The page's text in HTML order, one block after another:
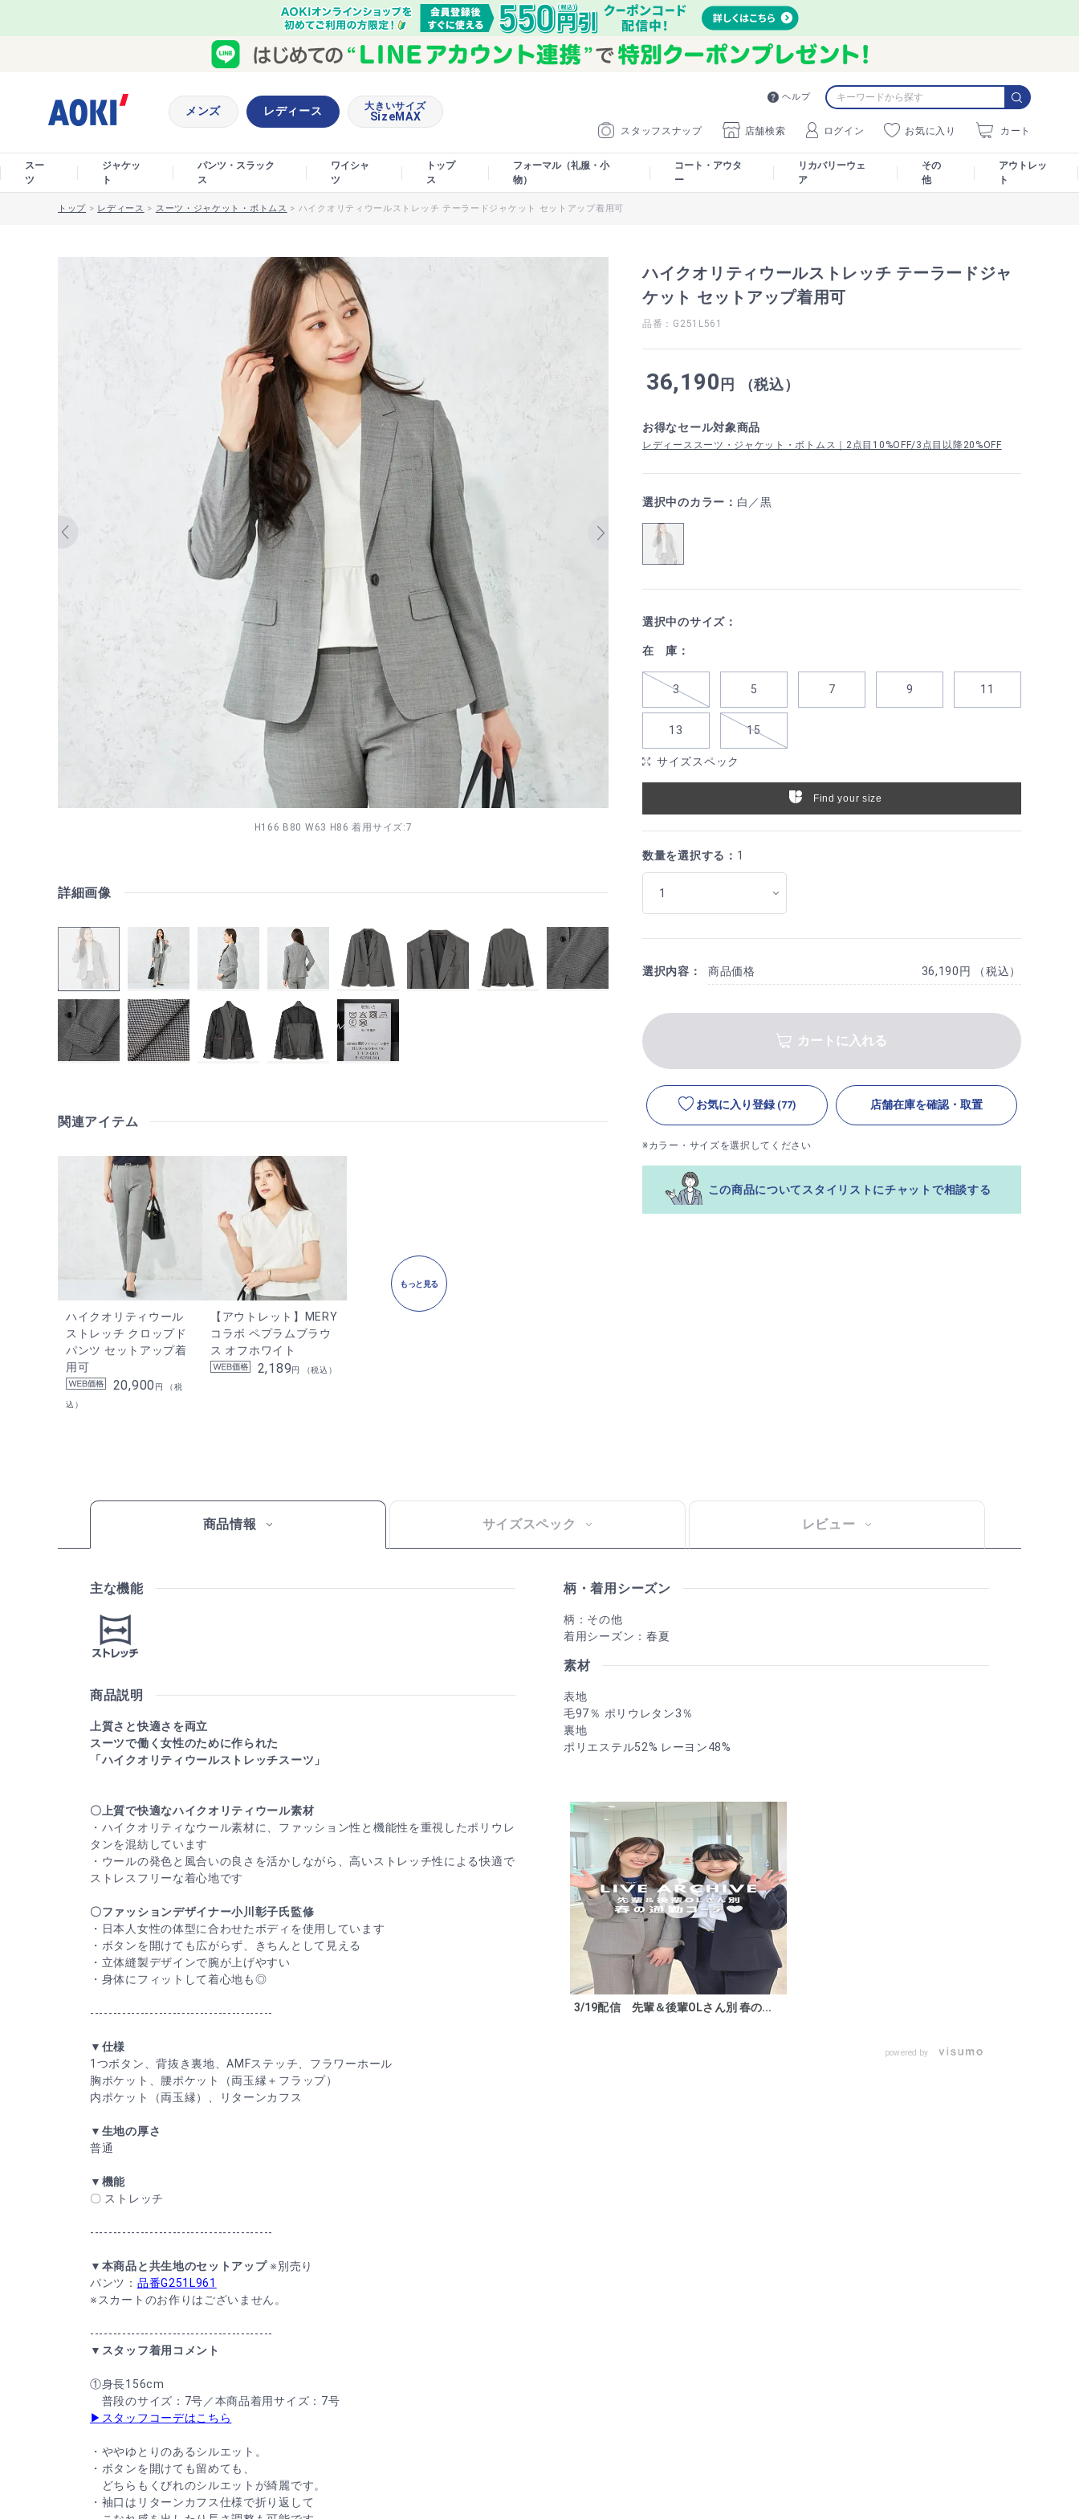
ヘルプ
スタッフスナップ 店舗検索 ログイン お気に入り カート
メンズ レディース 大きいサイズ
SizeMAX
スー
ツ
ジャケッ
ト
パンツ・スラック
ス
ワイシャ
ツ
トップ
ス
フォーマル（礼服・小
物）
コート・アウタ
ー
リカバリーウェ
ア
その
他
アウトレッ
ト
トップ > レディース > スーツ・ジャケット・ボトムス > ハイクオリティウールストレッチ テーラードジャケット セットアップ着用可
H166 B80 W63 H86 着用サイズ:7
詳細画像
関連アイテム
ハイクオリティウール
ストレッチ クロップド
パンツ セットアップ着
用可
20,900 円 （税
込）
【アウトレット】MERY
コラボ ペプラムブラウ
ス オフホワイト
2,189円 （税込）
もっと見る
ハイクオリティウールストレッチ テーラードジャ
ケット セットアップ着用可
品番：G251L561
36,190円 （税込）
お得なセール対象商品
レディーススーツ・ジャケット・ボトムス｜2点目10%OFF/3点目以降20%OFF
選択中のカラー： 白／黒
選択中のサイズ：
在 庫：
3 5 7 9 11
13 15
サイズスペック
Find your size
数量を選択する： 1
選択内容： 商品価格 36,190円 （税込）
カートに入れる
お気に入り登録 (77) 店舗在庫を確認・取置
※カラー・サイズを選択してください
この商品についてスタイリストにチャットで相談する
商品情報 サイズスペック レビュー
主な機能
商品説明
上質さと快適さを両立
スーツで働く女性のために作られた
「ハイクオリティウールストレッチスーツ」
〇上質で快適なハイクオリティウール素材
・ハイクオリティなウール素材に、ファッション性と機能性を重視したポリウレ
タンを混紡しています
・ウールの発色と風合いの良さを活かしながら、高いストレッチ性による快適で
ストレスフリーな着心地です
〇ファッションデザイナー小川彰子氏監修
・日本人女性の体型に合わせたボディを使用しています
・ボタンを開けても広がらず、きちんとして見える
・立体縫製デザインで腕が上げやすい
・身体にフィットして着心地も◎
----------------------------------------
▼仕様
1つボタン、背抜き裏地、AMFステッチ、フラワーホール
胸ポケット、腰ポケット（両玉縁＋フラップ）
内ポケット（両玉縁）、リターンカフス
▼生地の厚さ
普通
▼機能
〇 ストレッチ
----------------------------------------
▼本商品と共生地のセットアップ※別売り
パンツ： 品番G251L961
※スカートのお作りはございません。
----------------------------------------
▼スタッフ着用コメント
①身長156cm
普段のサイズ：7号／本商品着用サイズ：7号
▶スタッフコーデはこちら
・ややゆとりのあるシルエット。
・ボタンを開けても留めても、
どちらもくびれのシルエットが綺麗です。
・袖口はリターンカフス仕様で折り返して
柄・着用シーズン
柄：その他
着用シーズン：春夏
素材
表地
毛97％ ポリウレタン3％
裏地
ポリエステル52% レーヨン48%
3/19配信 先輩＆後輩OLさん別 春の...
powered by